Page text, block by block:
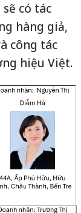
có tác
hàng giả,
công tác
hiệu Việt.